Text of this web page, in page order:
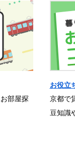
部屋探
お役立
京都で
豆知識